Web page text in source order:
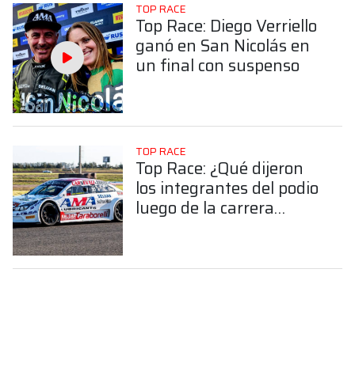
TOP RACE
Top Race: Diego Verriello
ganó en San Nicolás en
un final con suspenso
TOP RACE
Top Race: ¿Qué dijeron
los integrantes del podio
luego de la carrera